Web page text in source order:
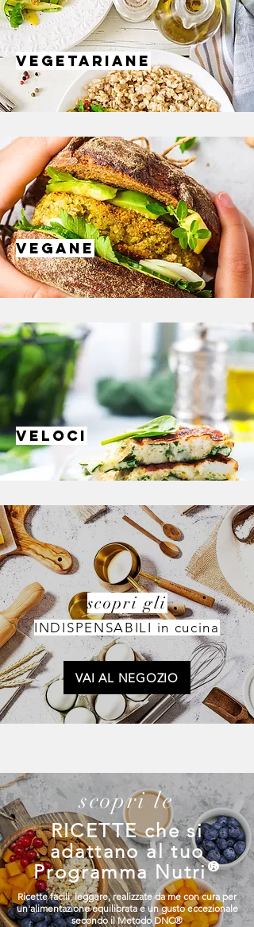
vegetaria ne
VEGANE
VELOCI
scopri gli
INDISPENSABILI in cucina
VAI AL NEGOZIO
scopri le
RICETTE che si
adattano al tuo
Programma Nutri®
Ricette facili, leggere, realizzate da me con cura per
un'alimentazione equilibrata e un gusto eccezionale
secondo il Metodo DNC®